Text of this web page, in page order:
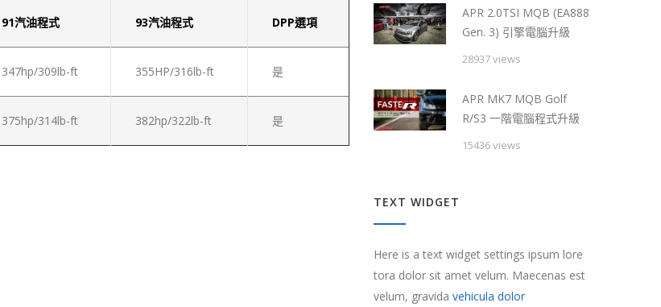
91汽油程式 93汽油程式 DPP選項
347hp/309lb-ft 355HP/316lb-ft 是
375hp/314lb-ft 382hp/322lb-ft 是
APR 2.0TSI MQB (EA888
Gen. 3) 引擎電腦升級
28937 views
APR MK7 MQB Golf
R/S3 一階電腦程式升級
15436 views
TEXT WIDGET
Here is a text widget settings ipsum lore
tora dolor sit amet velum. Maecenas est
velum, gravida vehicula dolor